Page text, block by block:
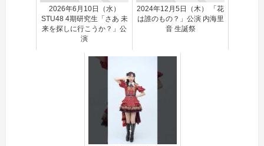
2026年6月10日（水）
STU48 4期研究生「さあ 未
来を探しに行こうか？」公
演
2024年12月5日（木） 「花
は誰のもの？」公演 内海里
音 生誕祭